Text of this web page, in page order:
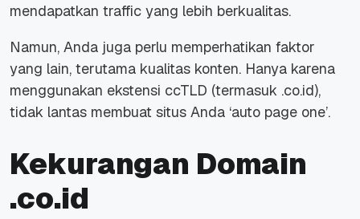
mendapatkan traffic yang lebih berkualitas.
Namun, Anda juga perlu memperhatikan faktor
yang lain, terutama kualitas konten. Hanya karena
menggunakan ekstensi ccTLD (termasuk .co.id),
tidak lantas membuat situs Anda ‘auto page one’.
Kekurangan Domain
.co.id